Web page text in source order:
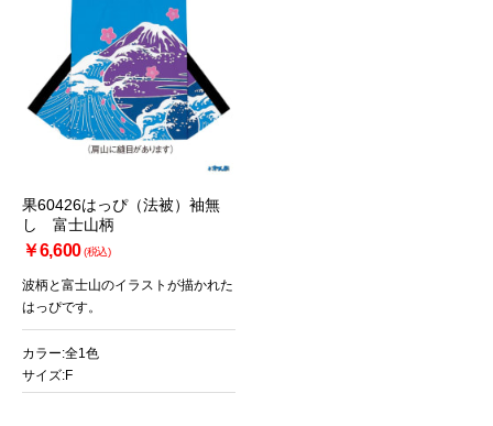
果60426はっぴ（法被）袖無
し 富士山柄
￥6,600(税込)
波柄と富士山のイラストが描かれた
はっぴです。
カラー:全1色
サイズ:F
お買い物を続ける